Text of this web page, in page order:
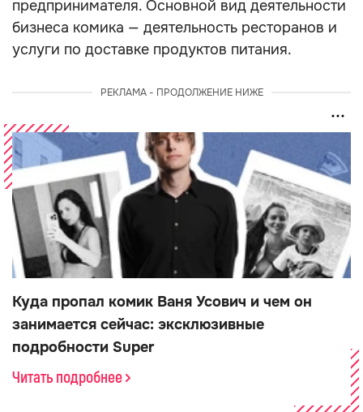
предпринимателя. Основной вид деятельности
бизнеса комика — деятельность ресторанов и
услуги по доставке продуктов питания.
РЕКЛАМА - ПРОДОЛЖЕНИЕ НИЖЕ
Куда пропал комик Ваня Усович и чем он
занимается сейчас: эксклюзивные
подробности Super
Читать подробнее